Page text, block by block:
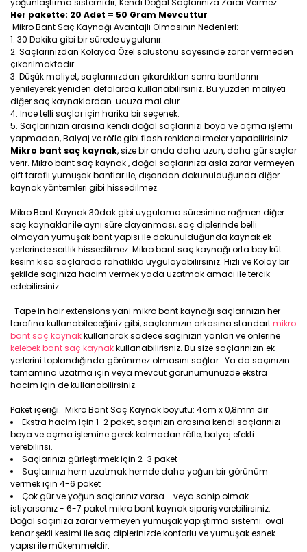
yoğunlaştırma sistemidir; Kendi Doğal Saçlarınıza Zarar Vermez.
Her pakette: 20 Adet = 50 Gram Mevcuttur
Mikro Bant Saç Kaynağı Avantajlı Olmasının Nedenleri:
30 Dakika gibi bir sürede uygulanır.
Saçlarınızdan Kolayca Özel solüstonu sayesinde zarar vermeden
çıkarılmaktadır.
Düşük maliyet, saçlarınızdan çıkardıktan sonra bantlarını
yenileyerek yeniden defalarca kullanabilirsiniz. Bu yüzden maliyeti
diğer saç kaynaklardan ucuza mal olur.
İnce telli saçlar için harika bir seçenek.
Saçlarınızın arasına kendi doğal saçlarınızı boya ve açma işlemi
yapmadan, Balyaj ve röfle gibi flash renklendirmeler yapabilirisiniz.
Mikro bant saç kaynak, size bir anda daha uzun, daha gür saçlar
verir. Mikro bant saç kaynak , doğal saçlarınıza asla zarar vermeyen
çift taraflı yumuşak bantlar ile, dışarıdan dokunulduğunda diğer
kaynak yöntemleri gibi hissedilmez.
Mikro Bant Kaynak 30dak gibi uygulama süresinine rağmen diğer
saç kaynaklar ile aynı süre dayanması, saç diplerinde belli
olmayan yumuşak bant yapısı ile dokunulduğunda kaynak ek
yerlerinde sertlik hissedilmez. Mikro bant saç kaynağı orta boy küt
kesim kısa saçlarada rahatlıkla uygulayabilirsiniz. Hızlı ve Kolay bir
şekilde saçınıza hacim vermek yada uzatmak amacı ile tercik
edebilirsiniz.
Tape in hair extensions yani mikro bant kaynağı saçlarınızın her
tarafına kullanabileceğiniz gibi, saçlarınızın arkasına standartmikro
bant saç kaynakkullanarak sadece saçınızın yanları ve önlerine
kelebek bant saç kaynakkullanabilirisniz. Bu size saçlarınızın ek
yerlerini toplandığında görünmez olmasını sağlar. Ya da saçınızın
tamamına uzatma için veya mevcut görünümünüzde ekstra
hacim için de kullanabilirsiniz.
Paket içeriği. Mikro Bant Saç Kaynak boyutu: 4cm x 0,8mm dir
Ekstra hacim için 1-2 paket, saçınızın arasına kendi saçlarınızı
boya ve açma işlemine gerek kalmadan röfle, balyaj efekti
verebilirisi.
Saçlarınızı gürleştirmek için 2-3 paket
Saçlarınızı hem uzatmak hemde daha yoğun bir görünüm
vermek için 4-6 paket
Çok gür ve yoğun saçlarınız varsa - veya sahip olmak
istiyorsanız - 6-7 paket mikro bant kaynak sipariş verebilirsiniz.
Doğal saçınıza zarar vermeyen yumuşak yapıştırma sistemi. oval
kenar şekli kesimi ile saç diplerinizde konforlu ve yumuşak esnek
yapısı ile mükemmeldir.